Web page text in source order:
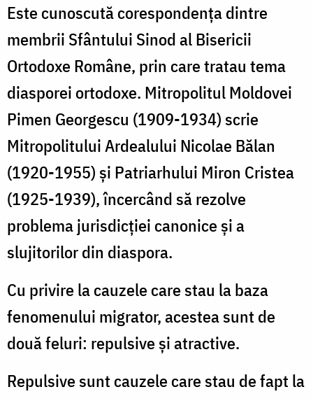
Este cunoscută corespondenţa dintre
membrii Sfântului Sinod al Bisericii
Ortodoxe Române, prin care tratau tema
diasporei ortodoxe. Mitropolitul Moldovei
Pimen Georgescu (1909-1934) scrie
Mitropolitului Ardealului Nicolae Bălan
(1920-1955) şi Patriarhului Miron Cristea
(1925-1939), încercând să rezolve
problema jurisdicţiei canonice şi a
slujitorilor din diaspora.
Cu privire la cauzele care stau la baza
fenomenului migrator, acestea sunt de
două feluri: repulsive şi atractive.
Repulsive sunt cauzele care stau de fapt la